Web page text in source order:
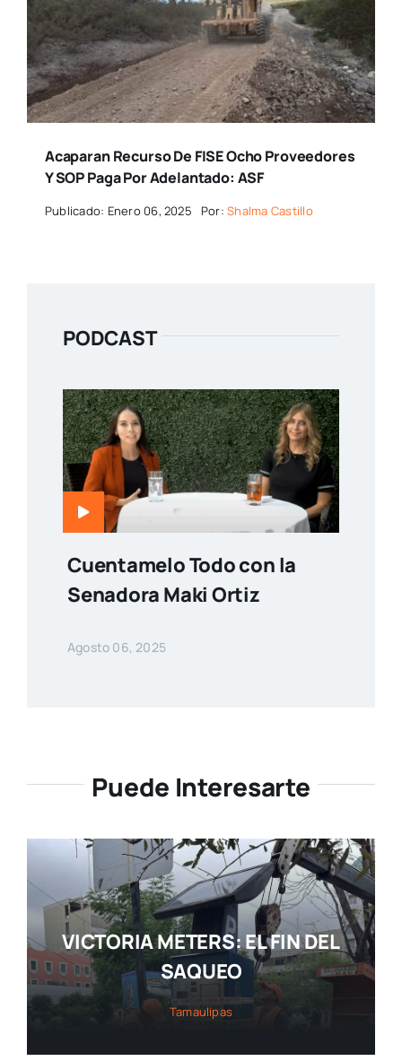
Acaparan Recurso De FISE Ocho Proveedores
Y SOP Paga Por Adelantado: ASF
Publicado: Enero 06, 2025 Por:Shalma Castillo
PODCAST
Cuentamelo Todo con la
Senadora Maki Ortiz
Agosto 06, 2025
Puede Interesarte
VICTORIA METERS: EL FIN DEL
SAQUEO
Tamaulipas